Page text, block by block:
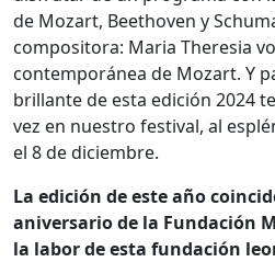
de Mozart, Beethoven y
compositora: Maria Theresia
contemporánea de Mozart. Y
brillante de esta edición 2024
vez en nuestro festival, al
el 8 de diciembre.
La edición de este año
aniversario de la Fundación
la labor de esta fundación